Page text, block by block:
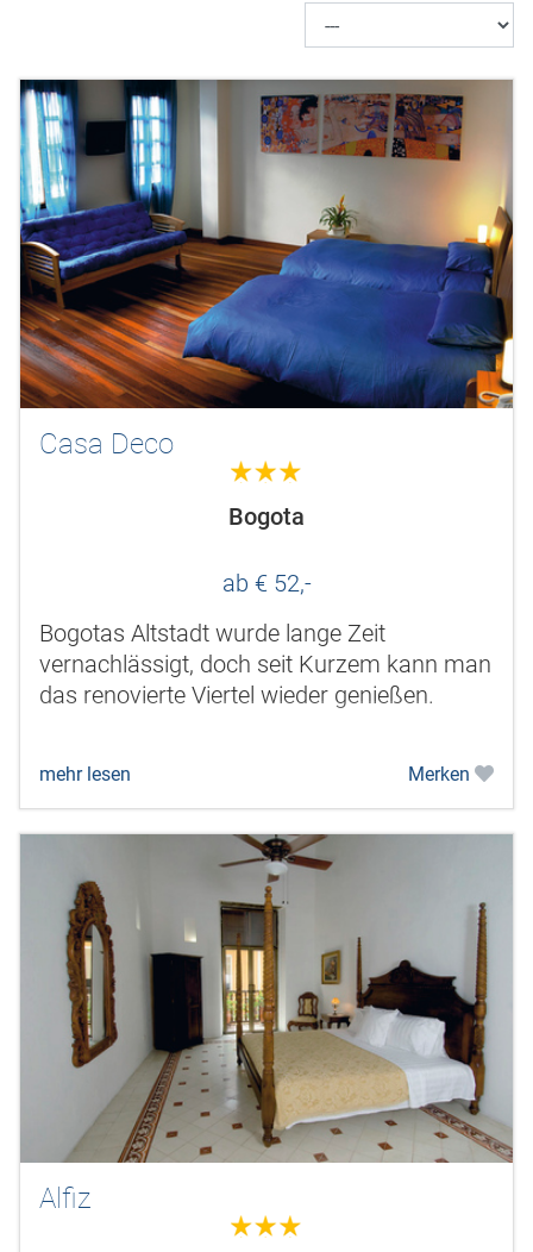
Casa Deco
3.0
Bogota
ab € 52,-
Bogotas Altstadt wurde lange Zeit
vernachlässigt, doch seit Kurzem kann man
das renovierte Viertel wieder genießen.
mehr lesen Merken
Alfiz
3.0